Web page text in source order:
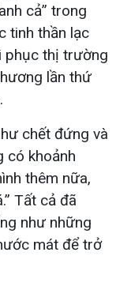
cả” trong
tinh thần lạc
phục thị trường
lần thứ
chết đứng và
có khoảnh
thêm nữa,
Tất cả đã
như những
mát để trở